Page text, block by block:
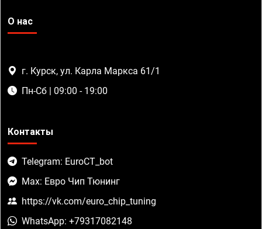
О нас
г. Курск, ул. Карла Маркса 61/1
Пн-Сб | 09:00 - 19:00
Контакты
Telegram: EuroCT_bot
Max: Евро Чип Тюнинг
https://vk.com/euro_chip_tuning
WhatsApp: +79317082148